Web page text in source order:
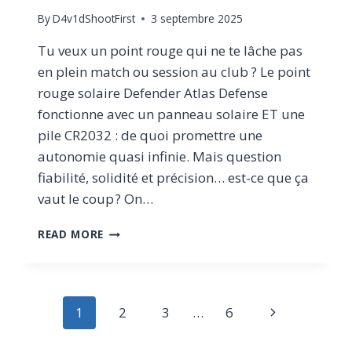
ByD4v1dShootFirst 3 septembre 2025
Tu veux un point rouge qui ne te lâche pas
en plein match ou session au club ? Le point
rouge solaire Defender Atlas Defense
fonctionne avec un panneau solaire ET une
pile CR2032 : de quoi promettre une
autonomie quasi infinie. Mais question
fiabilité, solidité et précision… est-ce que ça
vaut le coup ? On…
READ MORE TEST
DEFENDER
1 2 3 … 6
Next